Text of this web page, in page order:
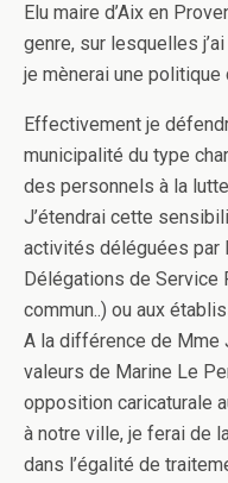
Elu maire d’Aix en
genre, sur lesquelles
je mènerai une politique
Effectivement je
municipalité du type
des personnels à la
J’étendrai cette
activités déléguées par
Délégations de Service
commun..) ou aux
A la différence de Mme
valeurs de Marine Le
opposition caricaturale
à notre ville, je ferai de
dans l’égalité de